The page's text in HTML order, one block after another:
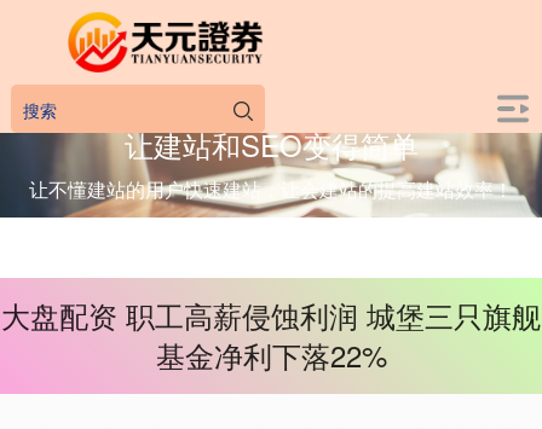
让建站和SEO变得简单
让不懂建站的用户快速建站，让会建站的提高建站效率！
大盘配资 职工高薪侵蚀利润 城堡三只旗舰
基金净利下落22%